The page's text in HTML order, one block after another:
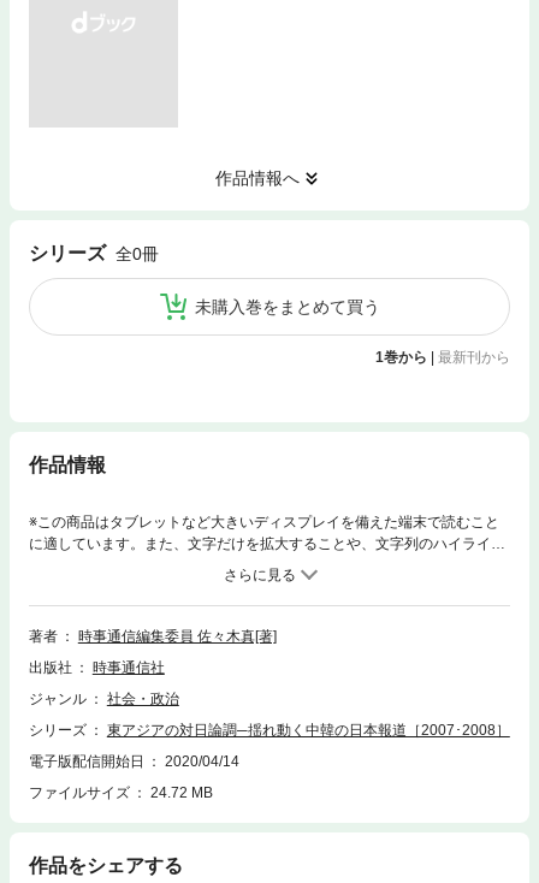
作品情報へ
シリーズ 全0冊
未購入巻をまとめて買う
1巻から 最新刊から
作品情報
※この商品はタブレットなど大きいディスプレイを備えた端末で読むこと
に適しています。また、文字だけを拡大することや、文字列のハイライ
ト、検索、辞書の参照、引用などの機能が使用できません。◎中韓は日本
をどう伝えているか中国製ギョーザ事件や竹島(韓国名･独島)問題、中国四
川大地震への日本の支援、首脳往来などで、揺れ動いた中国と韓国の対日
報道を紹介、分析した。読者は｢反日｣ばかりではない、中韓メディアの対
きるだろう。
著者
時事通信編集委員 佐々木真[著]
出版社
時事通信社
ジャンル
社会・政治
シリーズ
東アジアの対日論調─揺れ動く中韓の日本報道［2007･2008］
電子版配信開始日
2020/04/14
ファイルサイズ
24.72 MB
作品をシェアする